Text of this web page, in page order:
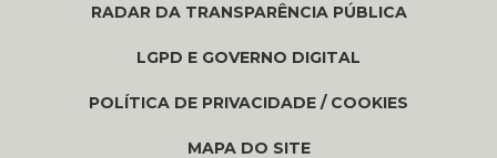
RADAR DA TRANSPARÊNCIA PÚBLICA
LGPD E GOVERNO DIGITAL
POLÍTICA DE PRIVACIDADE / COOKIES
MAPA DO SITE